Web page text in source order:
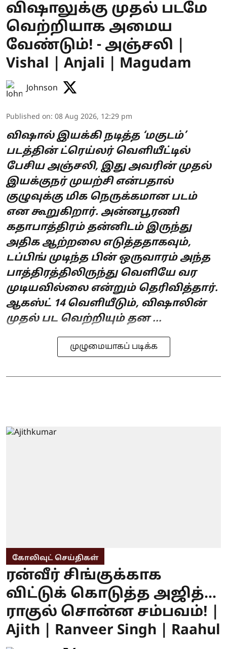
விஷாலுக்கு முதல் படமே
வெற்றியாக அமைய
வேண்டும்! - அஞ்சலி |
Vishal | Anjali | Magudam
Johnson
Published on: 08 Aug 2026, 12:29 pm
விஷால் இயக்கி நடித்த ‘மகுடம்’
படத்தின் ட்ரெய்லர் வெளியீட்டில்
பேசிய அஞ்சலி, இது அவரின் முதல்
இயக்குநர் முயற்சி என்பதால்
குழுவுக்கு மிக நெருக்கமான படம்
என கூறுகிறார். அன்னபூரணி
கதாபாத்திரம் தன்னிடம் இருந்து
அதிக ஆற்றலை எடுத்ததாகவும்,
டப்பிங் முடிந்த பின் ஒருவாரம் அந்த
பாத்திரத்திலிருந்து வெளியே வர
முடியவில்லை என்றும் தெரிவித்தார்.
ஆகஸ்ட் 14 வெளியீடும், விஷாலின்
முதல் பட வெற்றியும் தன ...
முழுமையாகப் படிக்க
கோலிவுட் செய்திகள்
ரன்வீர் சிங்குக்காக
விட்டுக் கொடுத்த அஜித்...
ராகுல் சொன்ன சம்பவம்! |
Ajith | Ranveer Singh | Raahul